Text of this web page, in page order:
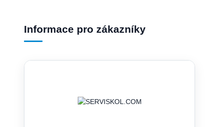
Informace pro zákazníky